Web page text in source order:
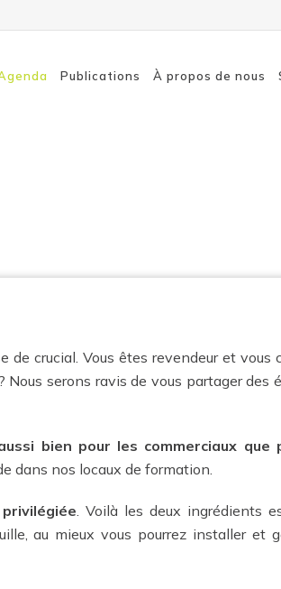
Publications À propos de nous
de crucial. Vous êtes revendeur et vous
? Nous serons ravis de vous partager des
bien pour les commerciaux que
dans nos locaux de formation.
. Voilà les deux ingrédients
au mieux vous pourrez installer et